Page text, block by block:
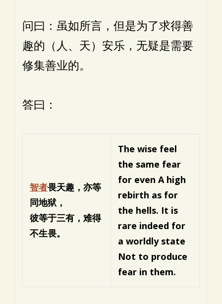
问曰：虽如所言，但是为了求得善
趣的（人、天）安乐，无疑是需要
修集善业的。
答曰：
智者畏天趣，亦等
同地狱，
彼等于三有，难得
不生畏。
The wise feel
the same fear
for even A high
rebirth as for
the hells. It is
rare indeed for
a worldly state
Not to produce
fear in them.